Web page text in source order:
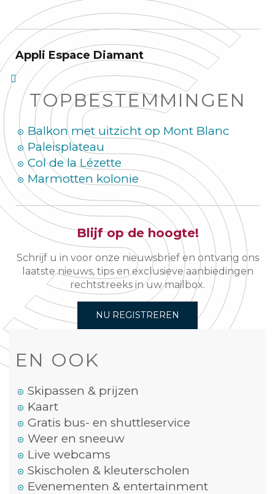
Appli Espace Diamant
TOPBESTEMMINGEN
Balkon met uitzicht op Mont Blanc
Paleisplateau
Col de la Lézette
Marmotten kolonie
Blijf op de hoogte!
Schrijf u in voor onze nieuwsbrief en ontvang ons
laatste nieuws, tips en exclusieve aanbiedingen
rechtstreeks in uw mailbox.
NU REGISTREREN
EN OOK
Skipassen & prijzen
Kaart
Gratis bus- en shuttleservice
Weer en sneeuw
Live webcams
Skischolen & kleuterscholen
Evenementen & entertainment